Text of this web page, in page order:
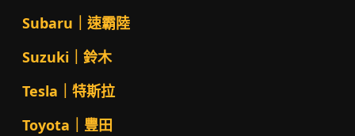
Subaru｜速霸陸
Suzuki｜鈴木
Tesla｜特斯拉
Toyota｜豐田